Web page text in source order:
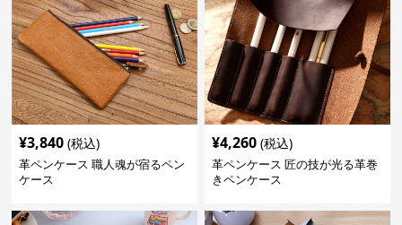
¥3,840 (税込)
革ペンケース 職人魂が宿るペン
ケース
¥4,260 (税込)
革ペンケース 匠の技が光る革巻
きペンケース